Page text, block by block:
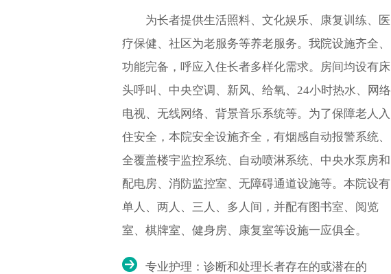
为长者提供生活照料、文化娱乐、康复训练、医
疗保健、社区为老服务等养老服务。我院设施齐全、
功能完备，呼应入住长者多样化需求。房间均设有床
头呼叫、中央空调、新风、给氧、24小时热水、网络
电视、无线网络、背景音乐系统等。为了保障老人入
住安全，本院安全设施齐全，有烟感自动报警系统、
全覆盖楼宇监控系统、自动喷淋系统、中央水泵房和
配电房、消防监控室、无障碍通道设施等。本院设有
单人、两人、三人、多人间，并配有图书室、阅览
室、棋牌室、健身房、康复室等设施一应俱全。
专业护理：诊断和处理长者存在的或潜在的